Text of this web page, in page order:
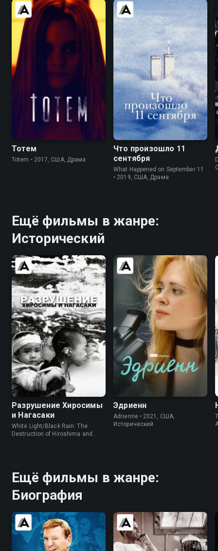
4.5
Тотем
Totem • 2017, США, Драма
6.7 5.7
Что произошло 11
сентября
What Happened on September 11
• 2019, США, Драма
Ещё фильмы в жанре:
Исторический
7.4 8.2
Разрушение Хиросимы
и Нагасаки
White Light/Black Rain: The
Destruction of Hiroshima and
7.6 7.4
Эдриенн
Adrienne • 2021, США,
Исторический
Ещё фильмы в жанре:
Биография